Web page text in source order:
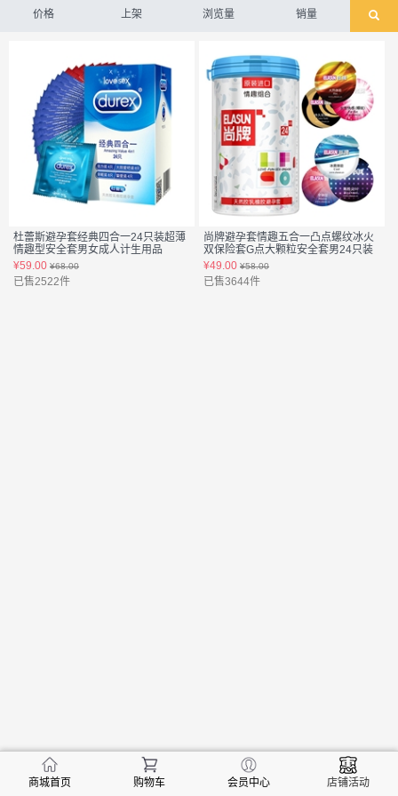
价格 上架 浏览量 销量
杜蕾斯避孕套经典四合一24只装超薄
情趣型安全套男女成人计生用品
货号:730524
¥59.00 ¥68.00
已售2522件
尚牌避孕套情趣五合一凸点螺纹冰火
双保险套G点大颗粒安全套男24只装
货号:
¥49.00 ¥58.00
已售3644件
商城首页 购物车 会员中心 店铺活动